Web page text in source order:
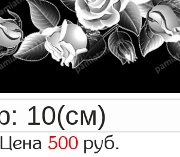
Цена 500 руб.